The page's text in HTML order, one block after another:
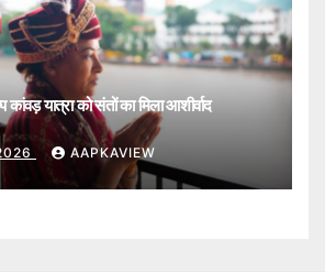
यात्रा को संतों का मिला आशीर्वाद
AAPKAVIEW